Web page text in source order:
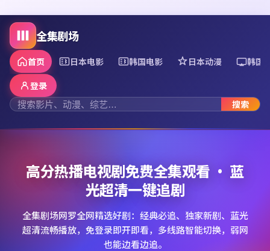
全集剧场
首页 日本电影 韩国电影 日本动漫 韩国
搜索
登录
高分热播电视剧免费全集观看 · 蓝
光超清一键追剧
全集剧场网罗全网精选好剧：经典必追、独家新剧、蓝光
超清流畅播放，免登录即开即看，多线路智能切换，弱网
也能边看边追。